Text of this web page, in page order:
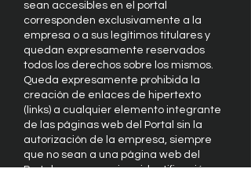
sean accesibles en el portal
corresponden exclusivamente a la
empresa o a sus legítimos titulares y
quedan expresamente reservados
todos los derechos sobre los mismos.
Queda expresamente prohibida la
creación de enlaces de hipertexto
(links) a cualquier elemento integrante
de las páginas web del Portal sin la
autorización de la empresa, siempre
que no sean a una página web del
Portal que no requiera identificación o